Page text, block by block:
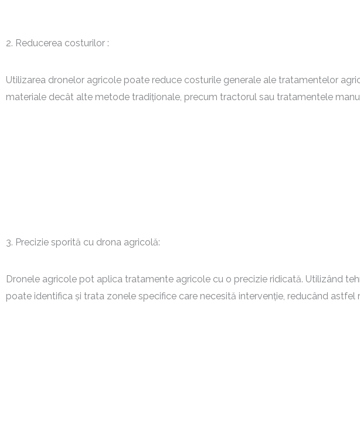
2. Reducerea costurilor :
Utilizarea dronelor agricole poate reduce costurile generale ale tratamentelor
materiale decât alte metode tradiționale, precum tractorul sau tratamentele
3. Precizie sporită cu drona agricolă:
Dronele agricole pot aplica tratamente agricole cu o precizie ridicată. Utilizând
poate identifica și trata zonele specifice care necesită intervenție, reducând astfel